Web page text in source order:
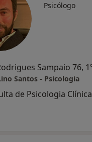
Psicólogo
Santos - Psicologia
de Psicologia Clínica